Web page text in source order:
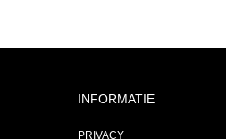
INFORMATIE
PRIVACY